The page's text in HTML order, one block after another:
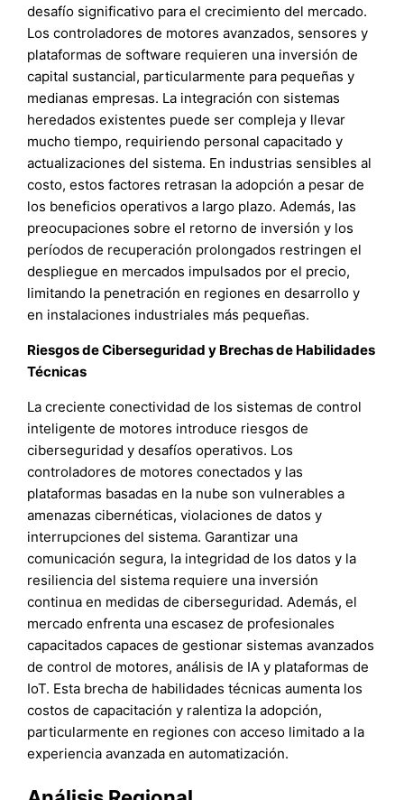
desafío significativo para el crecimiento del mercado.
Los controladores de motores avanzados, sensores y
plataformas de software requieren una inversión de
capital sustancial, particularmente para pequeñas y
medianas empresas. La integración con sistemas
heredados existentes puede ser compleja y llevar
mucho tiempo, requiriendo personal capacitado y
actualizaciones del sistema. En industrias sensibles al
costo, estos factores retrasan la adopción a pesar de
los beneficios operativos a largo plazo. Además, las
preocupaciones sobre el retorno de inversión y los
períodos de recuperación prolongados restringen el
despliegue en mercados impulsados por el precio,
limitando la penetración en regiones en desarrollo y
en instalaciones industriales más pequeñas.
Riesgos de Ciberseguridad y Brechas de Habilidades
Técnicas
La creciente conectividad de los sistemas de control
inteligente de motores introduce riesgos de
ciberseguridad y desafíos operativos. Los
controladores de motores conectados y las
plataformas basadas en la nube son vulnerables a
amenazas cibernéticas, violaciones de datos y
interrupciones del sistema. Garantizar una
comunicación segura, la integridad de los datos y la
resiliencia del sistema requiere una inversión
continua en medidas de ciberseguridad. Además, el
mercado enfrenta una escasez de profesionales
capacitados capaces de gestionar sistemas avanzados
de control de motores, análisis de IA y plataformas de
IoT. Esta brecha de habilidades técnicas aumenta los
costos de capacitación y ralentiza la adopción,
particularmente en regiones con acceso limitado a la
experiencia avanzada en automatización.